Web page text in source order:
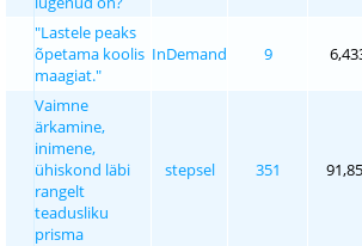
"Lastele peaks
õpetama koolis
maagiat."
InDemand 9
Vaimne
ärkamine,
inimene,
ühiskond läbi
rangelt
teadusliku
prisma
stepsel 351